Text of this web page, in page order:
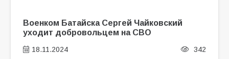
Военком Батайска Сергей Чайковский
уходит добровольцем на СВО
18.11.2024 342